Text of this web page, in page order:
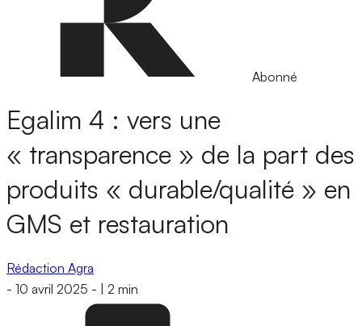
Abonné
Egalim 4 : vers une
« transparence » de la part des
produits « durable/qualité » en
GMS et restauration
Rédaction Agra
- 10 avril 2025 - 2 min